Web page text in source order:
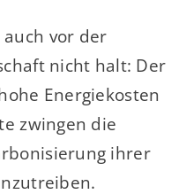
vor der
nicht halt: Der
Energiekosten
zwingen die
ihrer